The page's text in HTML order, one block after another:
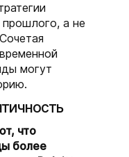
а не
могут
что
более